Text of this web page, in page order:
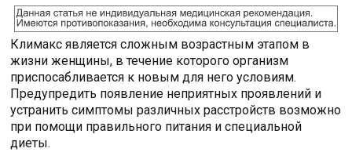
Климакс является сложным возрастным этапом в
жизни женщины, в течение которого организм
приспосабливается к новым для него условиям.
Предупредить появление неприятных проявлений и
устранить симптомы различных расстройств возможно
при помощи правильного питания и специальной
диеты.